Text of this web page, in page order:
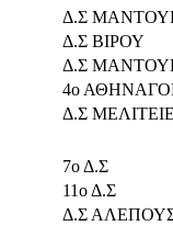
Δ.Σ
Δ.Σ ΒΙΡΟΥ
Δ.Σ
4ο
Δ.Σ
7ο Δ.Σ
11ο Δ.Σ
Δ.Σ